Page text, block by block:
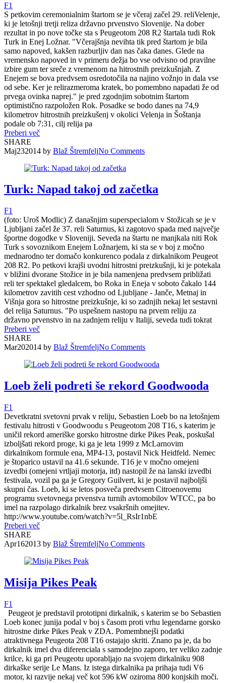
F1
S petkovim ceremonialnim štartom se je včeraj začel 29. reliVelenje,
ki je letošnji tretji reliza državno prvenstvo Slovenije. Na dober
rezultat in po nove točke sta s Peugeotom 208 R2 štartala tudi Rok
Turk in Enej Ložnar. "Včerajšnja nevihta tik pred štartom je bila
samo napoved, kakšen razburljiv dan nas čaka danes. Glede na
vremensko napoved in v primeru dežja bo vse odvisno od pravilne
izbire gum ter sreče z vremenom na hitrostnih preizkušnjah. Z
Enejem se bova predvsem osredotočila na najino vožnjo in dala vse
od sebe. Ker je relirazmeroma kratek, bo pomembno napadati že od
prvega ovinka naprej." je pred zgodnjim sobotnim štartom
optimistično razpoložen Rok. Posadke se bodo danes na 74,9
kilometrov hitrostnih preizkušenj v okolici Velenja in Šoštanja
podale ob 7:31, cilj relija pa
Preberi več
SHARE
Maj232014 by Blaž ŠtremfeljNo Comments
Turk: Napad takoj od začetka
F1
(foto: Uroš Modlic) Z današnjim superspecialom v Stožicah se je v
Ljubljani začel že 37. reli Saturnus, ki zagotovo spada med največje
športne dogodke v Sloveniji. Seveda na štartu ne manjkala niti Rok
Turk s sovoznikom Enejem Ložnarjem, ki sta se v boj z močno
mednarodno ter domačo konkurenco podala z dirkalnikom Peugeot
208 R2. Po petkovi krajši uvodni hitrostni preizkušnji, ki je potekala
v bližini dvorane Stožice in je bila namenjena predvsem približati
reli ter spektakel gledalcem, bo Roka in Eneja v soboto čakalo 144
kilometrov zavitih cest vzhodno od Ljubljane - Janče, Metnaj in
Višnja gora so hitrostne preizkušnje, ki so zadnjih nekaj let sestavni
del relija Saturnus. "Po uspešnem nastopu na prvem reliju za
državno prvenstvo in na zadnjem reliju v Italiji, seveda tudi tokrat
Preberi več
SHARE
Mar202014 by Blaž ŠtremfeljNo Comments
Loeb želi podreti še rekord Goodwooda
F1
Devetkratni svetovni prvak v reliju, Sebastien Loeb bo na letošnjem
festivalu hitrosti v Goodwoodu s Peugeotom 208 T16, s katerim je
uničil rekord ameriške gorsko hitrostne dirke Pikes Peak, poskušal
izboljšati rekord proge, ki ga je leta 1999 z McLarnovim
dirkalnikom formule ena, MP4-13, postavil Nick Heidfeld. Nemec
je štoparico ustavil na 41.6 sekunde. T16 je v močno omejeni
izvedbi (omejeni vrtljaji motorja, itd) nastopil že na lanski izvedbi
festivala, vozil pa ga je Gregory Guilvert, ki je postavil najboljši
skupni čas. Loeb, ki se letos posveča predvsem Citroenovemu
programu svetovnega prvenstva turnih avtomobilov WTCC, pa bo
imel na razpolago dirkalnik brez vsakršnih omejitev.
http://www.youtube.com/watch?v=5l_RsIr1nbE
Preberi več
SHARE
Apr162013 by Blaž ŠtremfeljNo Comments
Misija Pikes Peak
F1
Peugeot je predstavil prototipni dirkalnik, s katerim se bo Sebastien
Loeb konec junija podal v boj s časom proti vrhu legendarne gorsko
hitrostne dirke Pikes Peak v ZDA. Pomembnejši podatki
atraktivnega Peugeota 208 T16 ostajajo skriti. Znano pa je, da bo
dirkalnik imel dva diferenciala s samodejno zaporo, ter veliko zadnje
krilce, ki ga pri Peugeotu uporabljajo na svojem dirkalniku 908
dirkaške serije Le Mans. Iz istega dirkalnika pa prihaja tudi V6
motor, ki razvije nekaj več kot 596 kW oziroma 800 konjskih moči.